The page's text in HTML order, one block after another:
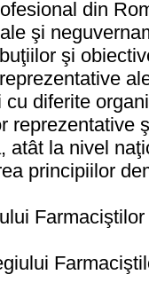
din
şi
şi
diferite
reprezentative
atât la nivel
principiilor